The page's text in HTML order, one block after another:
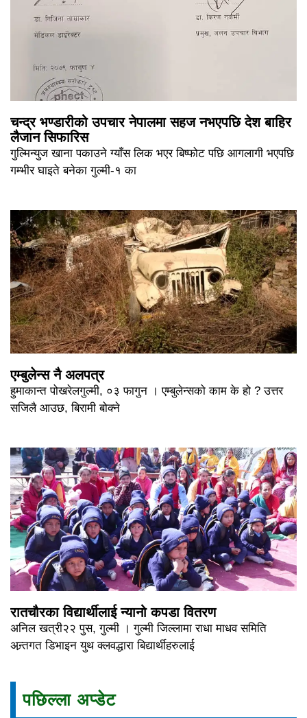
चन्द्र भण्डारीको उपचार नेपालमा सहज नभएपछि देश बाहिर
लैजान सिफारिस
गुल्मिन्युज खाना पकाउने ग्याँस लिक भएर बिष्फोट पछि आगलागी भएपछि
गम्भीर घाइते बनेका गुल्मी-१ का
एम्बुलेन्स नै अलपत्र
हुमाकान्त पोखरेलगुल्मी, ०३ फागुन । एम्बुलेन्सको काम के हो ? उत्तर
सजिलै आउछ, बिरामी बोक्ने
रातचौरका विद्यार्थीलाई न्यानो कपडा वितरण
अनिल खत्री२२ पुस, गुल्मी । गुल्मी जिल्लामा राधा माधव समिति
अन्र्तगत डिभाइन युथ क्लवद्धारा बिद्यार्थीहरुलाई
पछिल्ला अप्डेट